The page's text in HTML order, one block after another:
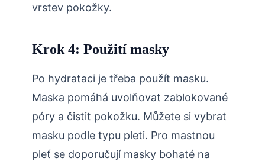
vrstev pokožky.
Krok 4: Použití masky
Po hydrataci je třeba použít masku.
Maska pomáhá uvolňovat zablokované
póry a čistit pokožku. Můžete si vybrat
masku podle typu pleti. Pro mastnou
pleť se doporučují masky bohaté na